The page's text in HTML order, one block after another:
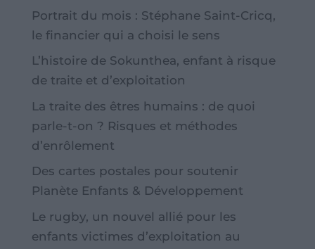
Portrait du mois : Stéphane Saint-Cricq,
le financier qui a choisi le sens
L’histoire de Sokunthea, enfant à risque
de traite et d’exploitation
La traite des êtres humains : de quoi
parle-t-on ? Risques et méthodes
d’enrôlement
Des cartes postales pour soutenir
Planète Enfants & Développement
Le rugby, un nouvel allié pour les
enfants victimes d’exploitation au